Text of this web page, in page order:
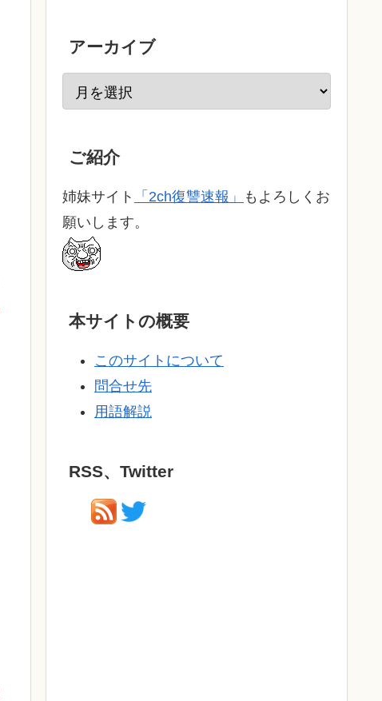
アーカイブ
ご紹介
姉妹サイト 「2ch復讐速報」
もよろしくお
願いします。
本サイトの概要
このサイトについて
問合せ先
用語解説
RSS、Twitter